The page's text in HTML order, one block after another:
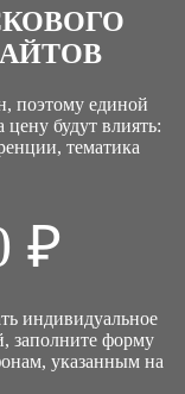
поэтому единой
будут влиять:
тематика
₽
индивидуальное
заполните форму
указанным на